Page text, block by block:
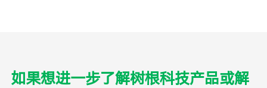
如果想进一步了解树根科技产品或解